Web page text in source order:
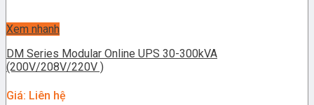
Xem nhanh
DM Series Modular Online UPS 30-300kVA
(200V/208V/220V )
Giá: Liên hệ